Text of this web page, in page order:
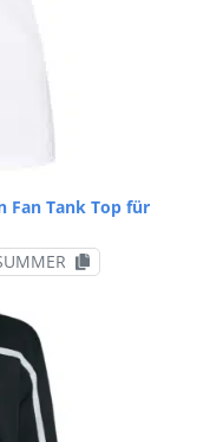
Fan Tank Top für